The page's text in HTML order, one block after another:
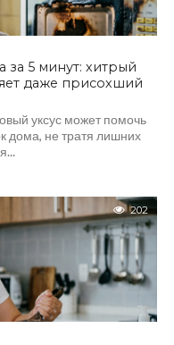
за 5 минут: хитрый
даже присохший
уксус может помочь
дома, не тратя лишних
202